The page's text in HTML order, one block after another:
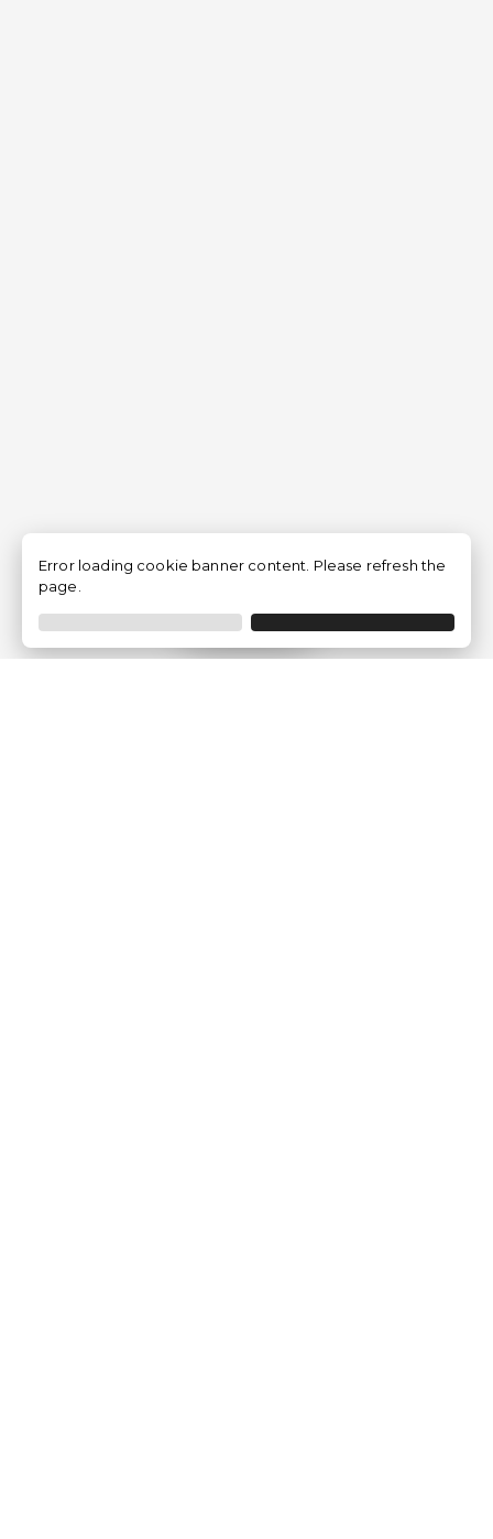
Filtrer
Error loading cookie banner content. Please refresh the
page.